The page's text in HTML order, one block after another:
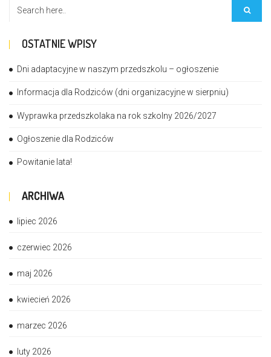
OSTATNIE WPISY
Dni adaptacyjne w naszym przedszkolu – ogłoszenie
Informacja dla Rodziców (dni organizacyjne w sierpniu)
Wyprawka przedszkolaka na rok szkolny 2026/2027
Ogłoszenie dla Rodziców
Powitanie lata!
ARCHIWA
lipiec 2026
czerwiec 2026
maj 2026
kwiecień 2026
marzec 2026
luty 2026